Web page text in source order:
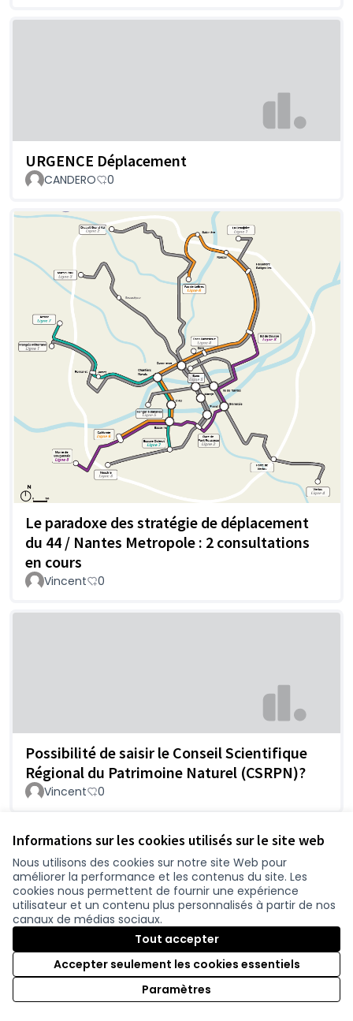
Informations sur les cookies utilisés sur le site web
Nous utilisons des cookies sur notre site Web pour
améliorer la performance et les contenus du site. Les
cookies nous permettent de fournir une expérience
utilisateur et un contenu plus personnalisés à partir de nos
canaux de médias sociaux.
Tout accepter
Accepter seulement les cookies essentiels
Paramètres
URGENCE Déplacement
CANDERO 0
Le paradoxe des stratégie de déplacement
du 44 / Nantes Metropole : 2 consultations
en cours
Vincent 0
Possibilité de saisir le Conseil Scientifique
Régional du Patrimoine Naturel (CSRPN)?
Vincent 0
Une politique d'aménagement totalement
dépassée
LB 0